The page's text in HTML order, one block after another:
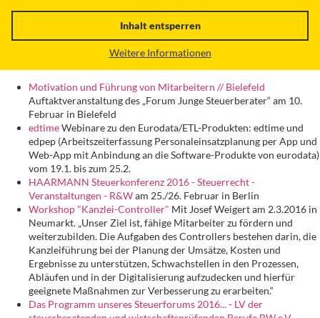
Inhalt entsperren
Weitere Informationen
Motivation und Führung von Mitarbeitern // Bielefeld
Auftaktveranstaltung des „Forum Junge Steuerberater“ am 10.
Februar in Bielefeld
edtimeWebinare zu den Eurodata/ETL-Produkten: edtime und
edpep (Arbeitszeiterfassung Personaleinsatzplanung per App und
Web-App mit Anbindung an die Software-Produkte von eurodata)
vom 19.1. bis zum 25.2.
HAARMANN Steuerkonferenz 2016 - Steuerrecht -
Veranstaltungen - R&Wam 25./26. Februar in Berlin
Workshop "Kanzlei-Controller" Mit Josef Weigert am 2.3.2016 in
Neumarkt. „Unser Ziel ist, fähige Mitarbeiter zu fördern und
weiterzubilden. Die Aufgaben des Controllers bestehen darin, die
Kanzleiführung bei der Planung der Umsätze, Kosten und
Ergebnisse zu unterstützen, Schwachstellen in den Prozessen,
Abläufen und in der Digitalisierung aufzudecken und hierfür
geeignete Maßnahmen zur Verbesserung zu erarbeiten.“
Das Programm unseres Steuerforums 2016... - LV der